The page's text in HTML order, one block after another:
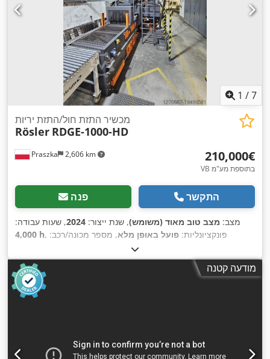
1 /7
Praszka 2,606 km
מכשיר התזת חול/התזת יריות
Rösler RDGE-1000-HD
‏210,000 ‏€
VB בתוספת מע"מ
פנה התקשר
מצב: מצב טוב מאוד (משומש), שנת ייצור: 2024, שעות עבודה:
4,000 h
, פונקציונליות: פועל באופן מלא, מספר מכונה/רכב:
1,300 מ"מ
, סוג זרם כניסה:תלת פאזי, אורך פנימי:8,000 מ"מ ,
מודעה קטנה